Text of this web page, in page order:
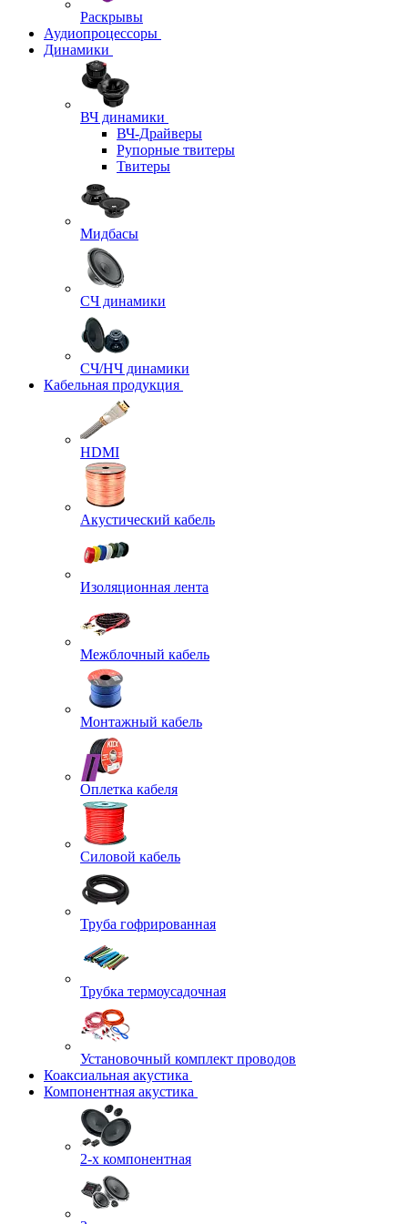
Раскрывы
Аудиопроцессоры
Динамики
ВЧ динамики
ВЧ-Драйверы
Рупорные твитеры
Твитеры
Мидбасы
СЧ динамики
СЧ/НЧ динамики
Кабельная продукция
HDMI
Акустический кабель
Изоляционная лента
Межблочный кабель
Монтажный кабель
Оплетка кабеля
Силовой кабель
Труба гофрированная
Трубка термоусадочная
Установочный комплект проводов
Коаксиальная акустика
Компонентная акустика
2-х компонентная